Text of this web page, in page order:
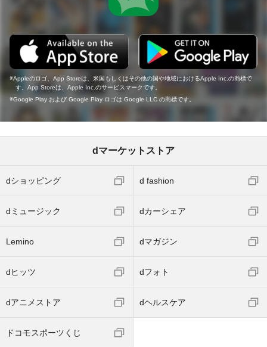
Appleのロゴ、App Storeは、米国もしくはその他の国や地域におけるApple Inc.の商標で
す。App Storeは、Apple Inc.のサービスマークです。
Google Play および Google Play ロゴは Google LLC の商標です。
dマーケットストア
dショッピング d fashion
dミュージック dカーシェア
Lemino dマガジン
dヒッツ dフォト
dアニメストア dヘルスケア
ドコモスポーツくじ